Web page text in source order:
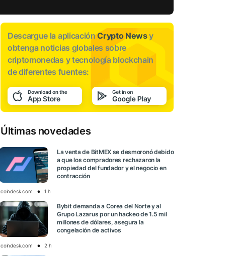
Descargue la aplicaciónCrypto Newsy
obtenga noticias globales sobre
criptomonedas y tecnología blockchain
de diferentes fuentes:
Últimas novedades
La venta de BitMEX se desmoronó debido
a que los compradores rechazaron la
propiedad del fundador y el negocio en
contracción
coindesk.com 1 h
Bybit demanda a Corea del Norte y al
Grupo Lazarus por un hackeo de 1.5 mil
millones de dólares, asegura la
congelación de activos
coindesk.com 2 h